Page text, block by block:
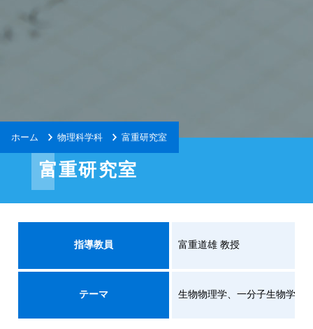
ホーム 物理科学科 富重研究室
富重研究室
指導教員 富重道雄 教授
テーマ 生物物理学、一分子生物学研